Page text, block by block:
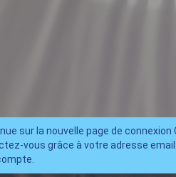
sur la nouvelle page de connexion
vous grâce à votre adresse